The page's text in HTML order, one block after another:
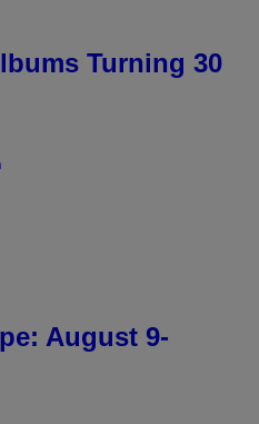
Turning 30
August 9-